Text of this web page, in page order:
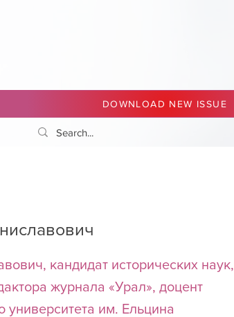
DOWNLOAD NEW ISSUE
кандидат исторических наук,
журнала «Урал», доцент
университета им. Ельцина